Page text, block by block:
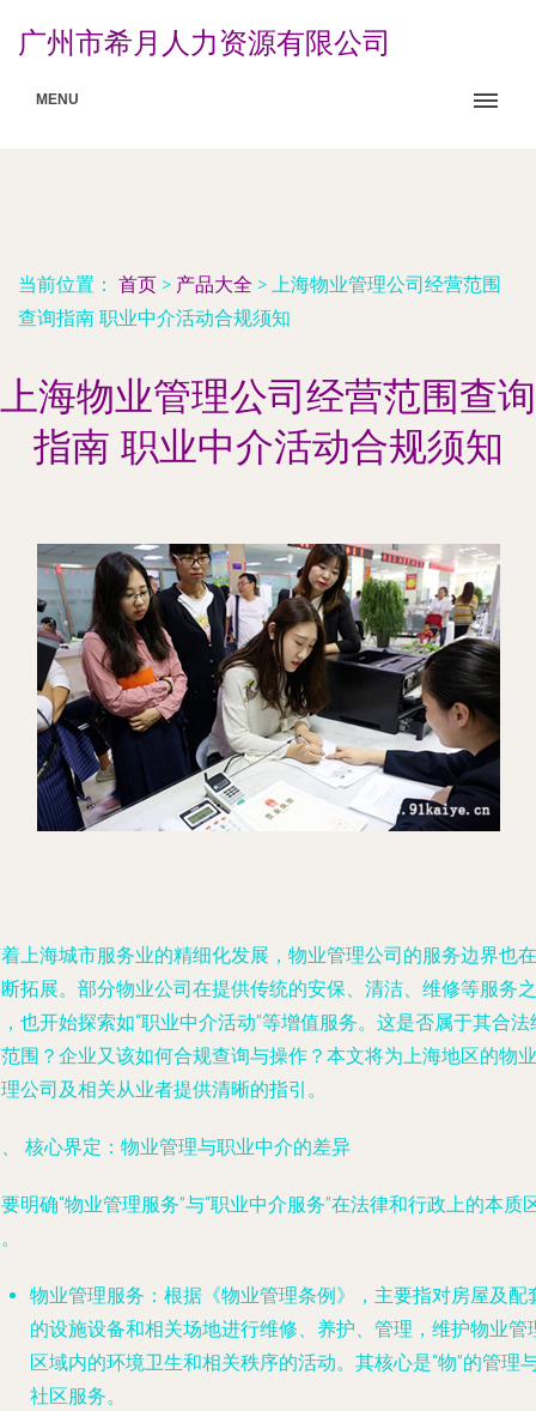
广州市希月人力资源有限公司
MENU
当前位置： 首页 > 产品大全 > 上海物业管理公司经营范围
查询指南 职业中介活动合规须知
上海物业管理公司经营范围查询
指南 职业中介活动合规须知
上海城市服务业的精细化发展，物业管理公司的服务边界也在
拓展。部分物业公司在提供传统的安保、清洁、维修等服务之
也开始探索如“职业中介活动”等增值服务。这是否属于其合法
围？企业又该如何合规查询与操作？本文将为上海地区的物业
公司及相关从业者提供清晰的指引。
核心界定：物业管理与职业中介的差异
明确“物业管理服务”与“职业中介服务”在法律和行政上的本质
物业管理服务 ：根据《物业管理条例》，主要指对房屋及配
的设施设备和相关场地进行维修、养护、管理，维护物业管
区域内的环境卫生和相关秩序的活动。其核心是“物”的管理
社区服务。